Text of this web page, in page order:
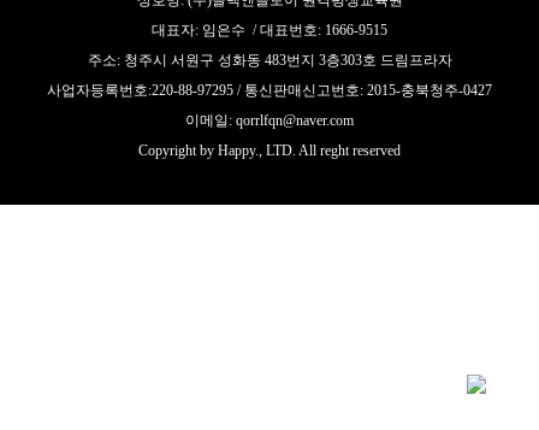
대표자: 임은수 / 대표번호: 1666-9515
주소: 청주시 서원구 성화동 483번지 3층303호 드림프라자
사업자등록번호:220-88-97295 / 통신판매신고번호: 2015-충북청주-0427
이메일: qorrlfqn@naver.com
Copyright by Happy., LTD. All reght reserved